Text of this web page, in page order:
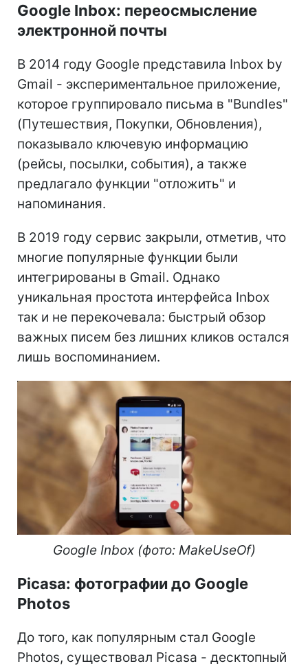
Google Inbox: переосмысление
электронной почты
В 2014 году Google представила Inbox by
Gmail - экспериментальное приложение,
которое группировало письма в "Bundles"
(Путешествия, Покупки, Обновления),
показывало ключевую информацию
(рейсы, посылки, события), а также
предлагало функции "отложить" и
напоминания.
В 2019 году сервис закрыли, отметив, что
многие популярные функции были
интегрированы в Gmail. Однако
уникальная простота интерфейса Inbox
так и не перекочевала: быстрый обзор
важных писем без лишних кликов остался
лишь воспоминанием.
Google Inbox (фото: MakeUseOf)
Picasa: фотографии до Google
Photos
До того, как популярным стал Google
Photos, существовал Picasa - десктопный